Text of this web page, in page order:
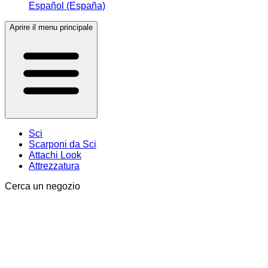
Español (España)
Aprire il menu principale
Sci
Scarponi da Sci
Attachi Look
Attrezzatura
Cerca un negozio